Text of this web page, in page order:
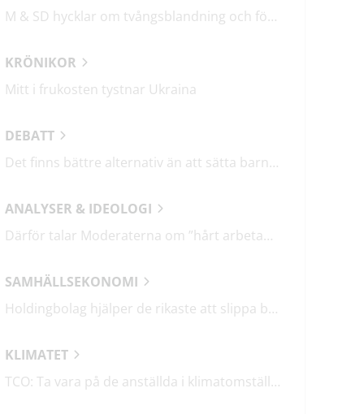
M & SD hycklar om tvångsblandning och förvärrar segregationen
KRÖNIKOR
Mitt i frukosten tystnar Ukraina
DEBATT
Det finns bättre alternativ än att sätta barn i fängelse
ANALYSER & IDEOLOGI
Därför talar Moderaterna om ”hårt arbetande människor”
SAMHÄLLSEKONOMI
Holdingbolag hjälper de rikaste att slippa betala miljarder i skatt
KLIMATET
TCO: Ta vara på de anställda i klimatomställningen